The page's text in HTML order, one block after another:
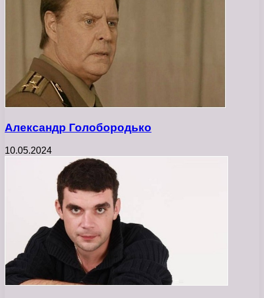
Александр Голобородько
10.05.2024